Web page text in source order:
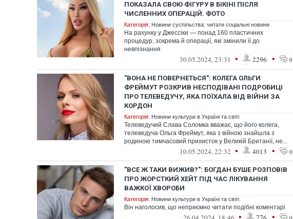
ПОКАЗАЛА СВОЮ ФІГУРУ В БІКІНІ ПІСЛЯ
ЧИСЛЕННИХ ОПЕРАЦІЙ. ФОТО
Категорія: Новини суспільства: читати соціальні новини
На рахунку у Джессіки — понад 160 пластичних
процедур, зокрема й операції, які змінили її до
невпізнання
30.05.2024, 23:31 • 2296 • 0
"ВОНА НЕ ПОВЕРНЕТЬСЯ": КОЛЕГА ОЛЬГИ
ФРЕЙМУТ РОЗКРИВ НЕСПОДІВАНІ ПОДРОБИЦІ
ПРО ТЕЛЕВЕДУЧУ, ЯКА ПОЇХАЛА ВІД ВІЙНИ ЗА
КОРДОН
Категорія: Новини культури в Україні та світі
Телеведучий Слава Соломка вважає, що його колега,
телеведуча Ольга Фреймут, яка з війною знайшла з
родиною тимчасовий прихисток у Великій Британії, не...
10.05.2024, 22:32 • 4013 • 0
"ВСЕ Ж ТАКИ ВИЖИВ?": БОГДАН БУШЕ РОЗПОВІВ
ПРО ЖОРСТКИЙ ХЕЙТ ПІД ЧАС ЛІКУВАННЯ
ВАЖКОЇ ХВОРОБИ
Категорія: Новини культури в Україні та світі
Він наголосив, що неприємно читати подібні коментарі
• •